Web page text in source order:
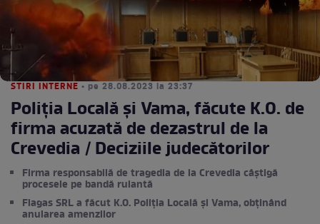
STIRI INTERNE • pe 28.08.2023 la 23:37
Poliția Locală și Vama, făcute K.O. de
firma acuzată de dezastrul de la
Crevedia / Deciziile judecătorilor
Firma responsabilă de tragedia de la Crevedia câștigă
procesele pe bandă rulantă
Flagas SRL a făcut K.O. Poliția Locală și Vama, obținând
anularea amenzilor